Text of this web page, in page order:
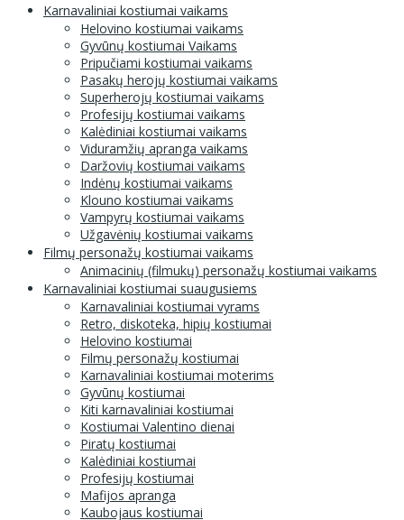
Karnavaliniai kostiumai vaikams
Helovino kostiumai vaikams
Gyvūnų kostiumai Vaikams
Pripučiami kostiumai vaikams
Pasakų herojų kostiumai vaikams
Superherojų kostiumai vaikams
Profesijų kostiumai vaikams
Kalėdiniai kostiumai vaikams
Viduramžių apranga vaikams
Daržovių kostiumai vaikams
Indėnų kostiumai vaikams
Klouno kostiumai vaikams
Vampyrų kostiumai vaikams
Užgavėnių kostiumai vaikams
Filmų personažų kostiumai vaikams
Animacinių (filmukų) personažų kostiumai vaikams
Karnavaliniai kostiumai suaugusiems
Karnavaliniai kostiumai vyrams
Retro, diskoteka, hipių kostiumai
Helovino kostiumai
Filmų personažų kostiumai
Karnavaliniai kostiumai moterims
Gyvūnų kostiumai
Kiti karnavaliniai kostiumai
Kostiumai Valentino dienai
Piratų kostiumai
Kalėdiniai kostiumai
Profesijų kostiumai
Mafijos apranga
Kaubojaus kostiumai